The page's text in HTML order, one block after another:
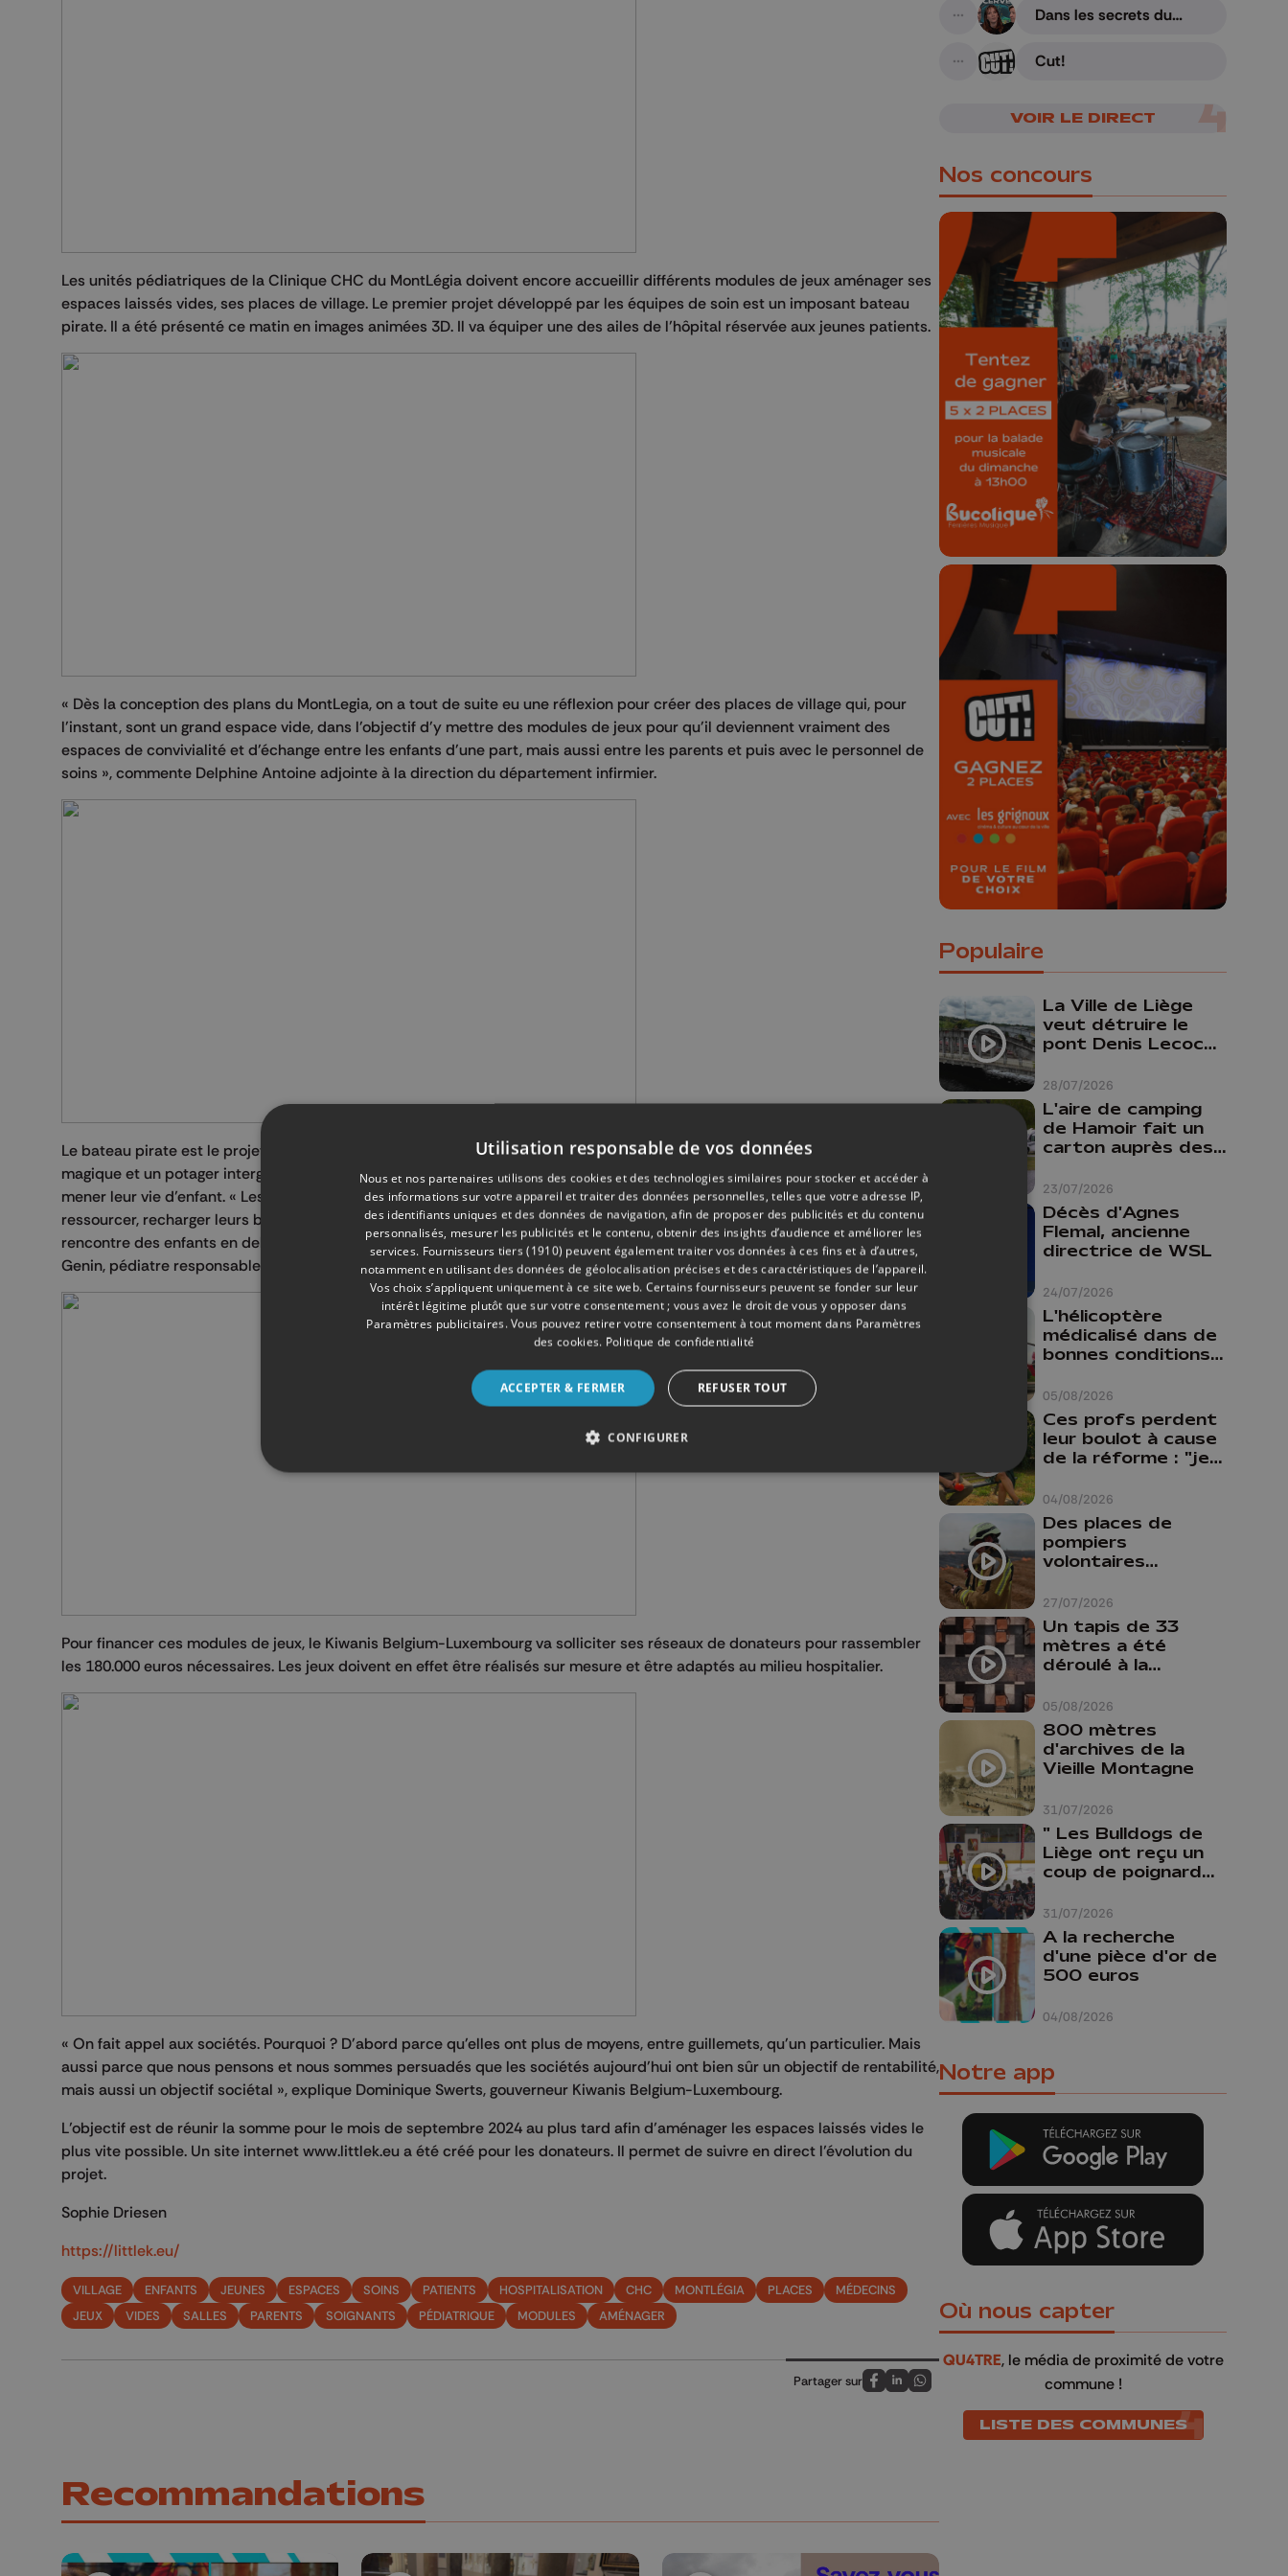
Les unités pédiatriques de la Clinique CHC du MontLégia doivent encore accueillir différents modules de jeux aménager ses
espaces laissés vides, ses places de village. Le premier projet développé par les équipes de soin est un imposant bateau
pirate. Il a été présenté ce matin en images animées 3D. Il va équiper une des ailes de l’hôpital réservée aux jeunes patients.
« Dès la conception des plans du MontLegia, on a tout de suite eu une réflexion pour créer des places de village qui, pour
l'instant, sont un grand espace vide, dans l'objectif d'y mettre des modules de jeux pour qu'il deviennent vraiment des
espaces de convivialité et d'échange entre les enfants d'une part, mais aussi entre les parents et puis avec le personnel de
soins », commente Delphine Antoine adjointe à la direction du département infirmier.
Le bateau pirate est le projet le plus avancé, mais deux autres modules viendront équiper la clinique du CHC, un arbre
magique et un potager intergénérationnel. L’objectif est de permettre aux jeunes patients de sortir de leur chambre et de
mener leur vie d’enfant. « Les enfants vont pouvoir interagir entre eux et échanger. Les parents vont pouvoir se rencontrer, se
ressourcer, recharger leurs batteries, partager leurs expériences. C'est aussi un lieu où les soignants vont pouvoir aller à la
rencontre des enfants en dehors de tout soin, qui peut parfois paraître extrêmement traumatisant », ajoute le Dr Caroline
Genin, pédiatre responsable hospitalisation pédiatrique CHC-MontLégia.
Pour financer ces modules de jeux, le Kiwanis Belgium-Luxembourg va solliciter ses réseaux de donateurs pour rassembler
les 180.000 euros nécessaires. Les jeux doivent en effet être réalisés sur mesure et être adaptés au milieu hospitalier.
« On fait appel aux sociétés. Pourquoi ? D'abord parce qu'elles ont plus de moyens, entre guillemets, qu'un particulier. Mais
aussi parce que nous pensons et nous sommes persuadés que les sociétés aujourd'hui ont bien sûr un objectif de rentabilité,
mais aussi un objectif sociétal », explique Dominique Swerts, gouverneur Kiwanis Belgium-Luxembourg.
L’objectif est de réunir la somme pour le mois de septembre 2024 au plus tard afin d’aménager les espaces laissés vides le
plus vite possible. Un site internet www.littlek.eu a été créé pour les donateurs. Il permet de suivre en direct l’évolution du
projet.
Sophie Driesen
https://littlek.eu/
VILLAGE ENFANTS JEUNES ESPACES SOINS PATIENTS HOSPITALISATION CHC MONTLÉGIA PLACES
MÉDECINS
JEUX
VIDES SALLES PARENTS SOIGNANTS PÉDIATRIQUE MODULES AMÉNAGER
Partager sur
Partagez sur FaceBook
Partagez sur LinkedIn
Partagez sur Whatsapp
Recommandations
A suivre
Dans les secrets du
A suivre
Cut!
VOIR LE DIRECT
Nos concours
🎁 Gagnez 5x2
places pour le
Bucolique Ferrières
Festival 🌿🎶
Concours valable jusqu'au 9 août,
23h59.
🎬 Concours CUT x
Les Grignoux ✨
Concours permanent - 2 places à
gagner chaque semaine !
Populaire
28/07/2026
La Ville de Liège
veut détruire le
pont Denis Lecocq
budget pour le
faire
23/07/2026
L'aire de camping
de Hamoir fait un
carton auprès des
24/07/2026
Décès d'Agnes
Flemal, ancienne
directrice de WSL
05/08/2026
L'hélicoptère
médicalisé dans de
bonnes conditions à
04/08/2026
Ces profs perdent
leur boulot à cause
de la réforme : "je
comme prof que
comme
pharmacienne"
27/07/2026
Des places de
pompiers
volontaires
province de Liège :
"Un citoyen qui
n'est formé ne
peut pas nous
aider"
05/08/2026
Un tapis de 33
mètres a été
déroulé à la
Liège
31/07/2026
800 mètres
d'archives de la
Vieille Montagne
31/07/2026
" Les Bulldogs de
Liège ont reçu un
coup de poignard
04/08/2026
A la recherche
d'une pièce d'or de
500 euros
Notre app
Où nous capter
QU4TRE, le média de proximité de votre
commune !
LISTE DES COMMUNES
Utilisation responsable de vos données
Nous et nos partenaires utilisons des cookies et des technologies similaires pour stocker et accéder à
des informations sur votre appareil et traiter des données personnelles, telles que votre adresse IP,
des identifiants uniques et des données de navigation, afin de proposer des publicités et du contenu
personnalisés, mesurer les publicités et le contenu, obtenir des insights d’audience et améliorer les
services. Fournisseurs tiers (1910) peuvent également traiter vos données à ces fins et à d’autres,
notamment en utilisant des données de géolocalisation précises et des caractéristiques de l’appareil.
Vos choix s’appliquent uniquement à ce site web. Certains fournisseurs peuvent se fonder sur leur
intérêt légitime plutôt que sur votre consentement ; vous avez le droit de vous y opposer dans
Paramètres publicitaires. Vous pouvez retirer votre consentement à tout moment dans Paramètres
des cookies. Politique de confidentialité
ACCEPTER & FERMER REFUSER TOUT
CONFIGURER